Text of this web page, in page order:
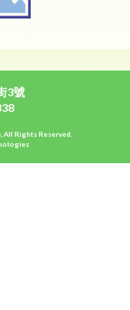
3號
All Rights Reserved.